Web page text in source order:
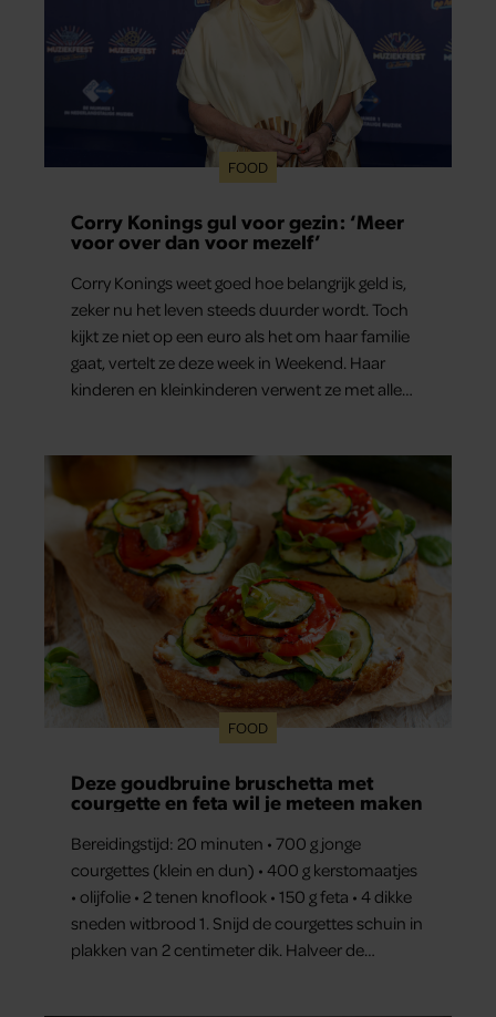
FOOD
Corry Konings gul voor gezin: ‘Meer
voor over dan voor mezelf’
Corry Konings weet goed hoe belangrijk geld is,
zeker nu het leven steeds duurder wordt. Toch
kijkt ze niet op een euro als het om haar familie
gaat, vertelt ze deze week in Weekend. Haar
kinderen en kleinkinderen verwent ze met alle
FOOD
Deze goudbruine bruschetta met
courgette en feta wil je meteen maken
Bereidingstijd: 20 minuten • 700 g jonge
courgettes (klein en dun) • 400 g kerstomaatjes
• olijfolie • 2 tenen knoflook • 150 g feta • 4 dikke
sneden witbrood 1. Snijd de courgettes schuin in
plakken van 2 centimeter dik. Halveer de